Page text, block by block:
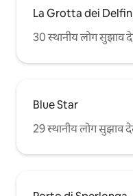
La Grotta dei
30 स्थानीय लोग सुझाव
Blue Star
29 स्थानीय लोग सुझाव